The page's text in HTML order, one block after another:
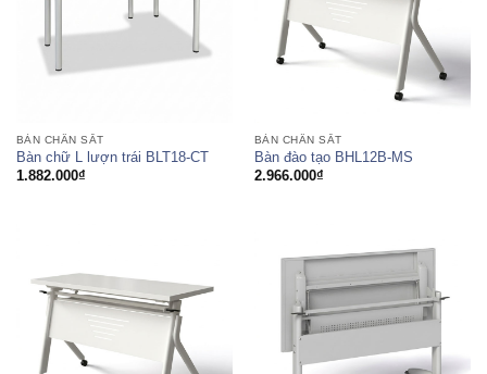
BÀN CHÂN SẮT
Bàn chữ L lượn trái BLT18-CT
1.882.000₫
BÀN CHÂN SẮT
Bàn đào tạo BHL12B-MS
2.966.000₫